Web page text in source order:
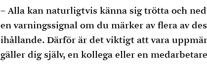
– Alla kan naturligtvis känna sig trötta och
en varningssignal om du märker av flera av
ihållande. Därför är det viktigt att vara
gäller dig själv, en kollega eller en